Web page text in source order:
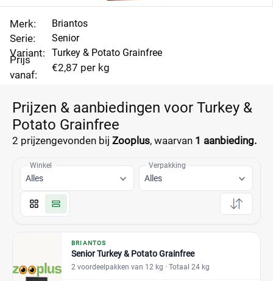
Merk:
Serie:
Variant:
Prijs
vanaf:
Briantos
Senior
Turkey & Potato Grainfree
€2,87 per kg
Prijzen & aanbiedingen voor Turkey &
Potato Grainfree
2 prijzengevonden bij Zooplus, waarvan 1 aanbieding.
Winkel
Alles
Verpakking
Alles
BRIANTOS
Senior Turkey & Potato Grainfree
2 voordeelpakken van 12 kg · Totaal 24 kg